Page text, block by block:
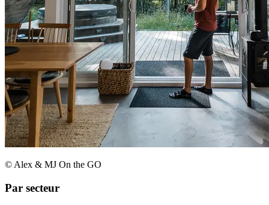
© Alex & MJ On the GO
Par secteur